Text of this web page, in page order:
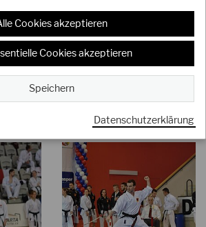
Cookies akzeptieren
Cookies akzeptieren
Speichern
Datenschutzerklärung